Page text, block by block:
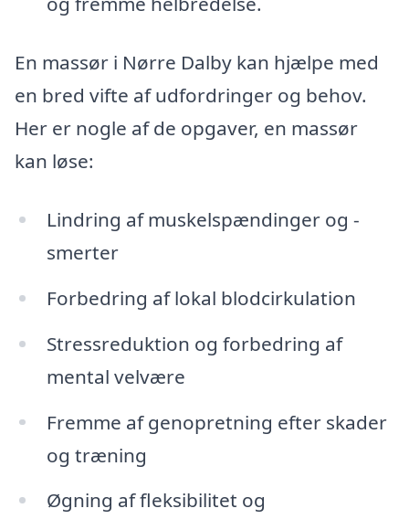
En massør i Nørre Dalby kan hjælpe med
en bred vifte af udfordringer og behov.
Her er nogle af de opgaver, en massør
kan løse:
Lindring af muskelspændinger og -
smerter
Forbedring af lokal blodcirkulation
Stressreduktion og forbedring af
mental velvære
Fremme af genopretning efter skader
og træning
Øgning af fleksibilitet og